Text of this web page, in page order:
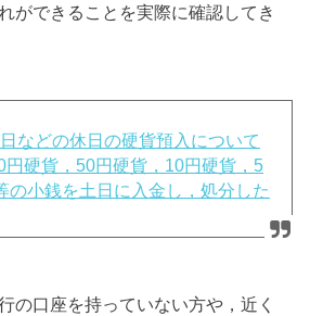
ができることを実際に確認してき
などの休日の硬貨預入について
円硬貨，50円硬貨，10円硬貨，5
の小銭を土日に入金し，処分した
の口座を持っていない方や，近く